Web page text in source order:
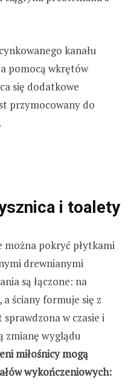
kanału
pomocą wkrętów
się dodatkowe
przymocowany do
i toalety
można pokryć płytkami
drewnianymi
są łączone: na
a ściany formuje się z
w czasie i
zmianę wyglądu
miłośnicy mogą
wykończeniowych: